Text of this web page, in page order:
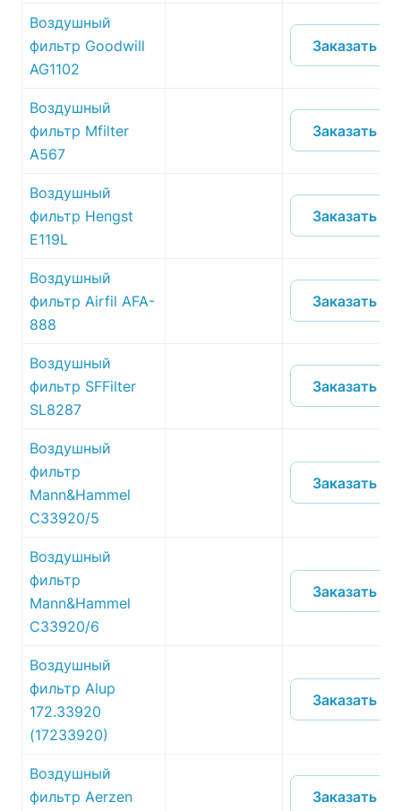
Воздушный
фильтр Goodwill
AG1102
Заказать
Воздушный
фильтр Mfilter
A567
Заказать
Воздушный
фильтр Hengst
E119L
Заказать
Воздушный
фильтр Airfil AFA-
888
Заказать
Воздушный
фильтр SFFilter
SL8287
Заказать
Воздушный
фильтр
Mann&Hammel
C33920/5
Заказать
Воздушный
фильтр
Mann&Hammel
C33920/6
Заказать
Воздушный
фильтр Alup
172.33920
(17233920)
Заказать
Воздушный
фильтр Aerzen
Заказать